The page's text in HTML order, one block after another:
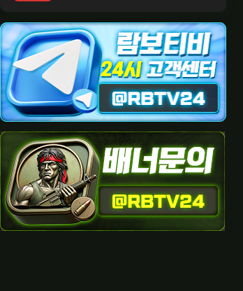
⛔람보티비 [정회원 등급UP! 안내사항]
⛔람보티비 [채팅방 이용시 주의사항]
⛔람보티비 [공식보증업체 안내]